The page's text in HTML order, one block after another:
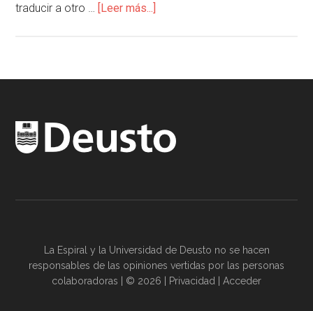
traducir a otro … [Leer más...]
La Espiral y la Universidad de Deusto no se hacen
responsables de las opiniones vertidas por las personas
colaboradoras | © 2026 | Privacidad Acceder